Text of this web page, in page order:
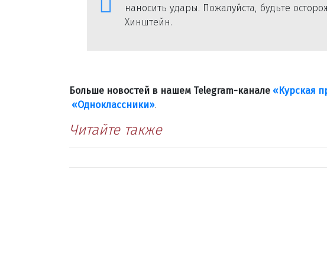
наносить удары. Пожалуйста, будьте
Хинштейн.
Больше новостей в нашем Telegram-канале «Курская
«Одноклассники».
Читайте также